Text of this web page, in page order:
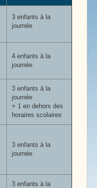
3 enfants à la
journée
4 enfants à la
journée
3 enfants à la
journée
+ 1 en dehors des
horaires scolaires
3 enfants à la
journée
3 enfants à la